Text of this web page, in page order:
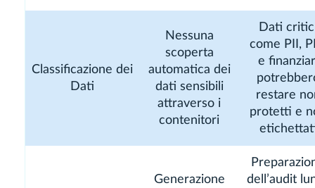
Classificazione dei
Dati
Nessuna
scoperta
automatica dei
dati sensibili
attraverso i
contenitori
Dati
come PII,
e
restare
protetti e
Generazione
dell’audit